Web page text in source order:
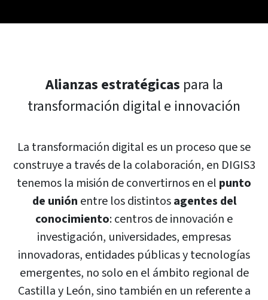
Alianzas estratégicas para la
transformación digital e innovación
La transformación digital es un proceso que se
construye a través de la colaboración, en DIGIS3
tenemos la misión de convertirnos en el punto
de unión entre los distintosagentes del
conocimiento: centros de innovación e
investigación, universidades, empresas
innovadoras, entidades públicas y tecnologías
emergentes, no solo en el ámbito regional de
Castilla y León, sino también en un referente a